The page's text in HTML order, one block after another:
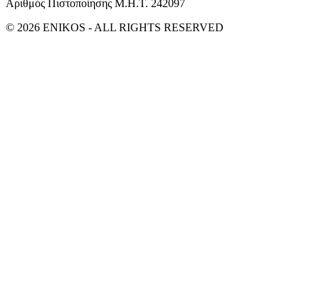
Αριθμός Πιστοποίησης Μ.Η.Τ. 242097
© 2026 ENIKOS - ALL RIGHTS RESERVED